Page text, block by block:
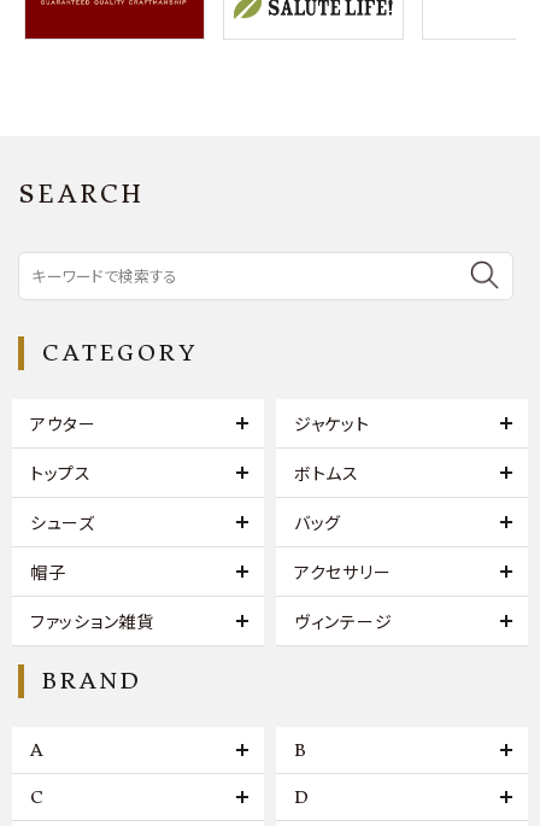
SEARCH
CATEGORY
アウター ジャケット
トップス ボトムス
シューズ バッグ
帽子 アクセサリー
ファッション雑貨 ヴィンテージ
BRAND
A B
C D